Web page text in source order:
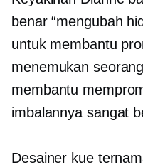
benar “mengubah
untuk membantu
menemukan
membantu
imbalannya sangat
Desainer kue